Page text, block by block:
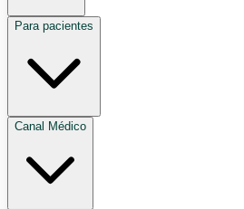
Para pacientes
Canal Médico